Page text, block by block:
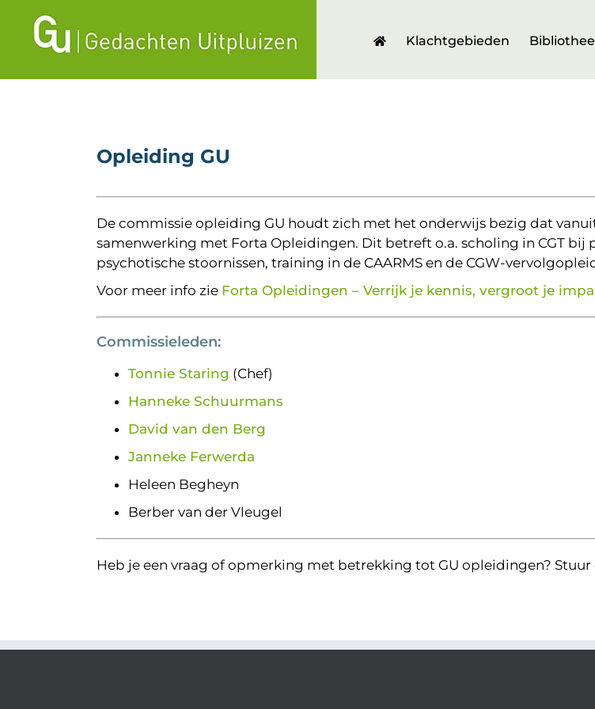
inhoud
Klachtgebieden
Opleiding GU
De commissie opleiding GU houdt zich met het onderwijs bezig dat
samenwerking met Forta Opleidingen. Dit betreft o.a. scholing in CGT bij
psychotische stoornissen, training in de CAARMS en de CGW-
Voor meer info zie Forta Opleidingen – Verrijk je kennis, vergroot je
Commissieleden:
Tonnie Staring (Chef)
Hanneke Schuurmans
David van den Berg
Janneke Ferwerda
Heleen Begheyn
Berber van der Vleugel
Heb je een vraag of opmerking met betrekking tot GU opleidingen? Stuur